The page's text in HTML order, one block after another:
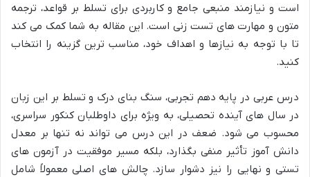
است و نیازمند منبعی جامع و کاربردی برای تسلط بر قواعد، ترجمه
متون و مهارت های تست زنی است. این مقاله به شما کمک می کند
تا با توجه به نیازها و اهداف خود، مناسب ترین گزینه را انتخاب
کنید.
درس عربی در پایه دهم تجربی، سنگ بنای درک و تسلط بر این زبان
در سال های آینده تحصیلی، به ویژه برای داوطلبان کنکور سراسری،
محسوب می شود. ضعف در این درس می تواند نه تنها بر معدل
دانش آموز تأثیر منفی بگذارد، بلکه مسیر موفقیت در آزمون های
تستی و نهایی را نیز دشوار سازد. چالش های اصلی معمولاً شامل